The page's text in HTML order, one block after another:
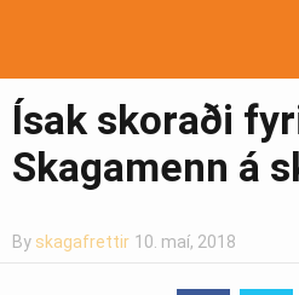
Mannlíf
Ísak skoraði
Skagamenn á
By skagafrettir 10. maí, 2018